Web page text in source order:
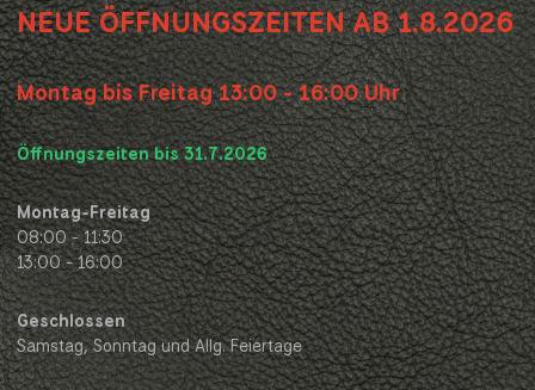
NEUE ÖFFNUNGSZEITEN AB 1.8.2026
Montag bis Freitag 13:00 - 16:00 Uhr
Öffnungszeiten bis 31.7.2026
Montag-Freitag
08:00 - 11:30
13:00 - 16:00
Geschlossen
Samstag, Sonntag und Allg. Feiertage